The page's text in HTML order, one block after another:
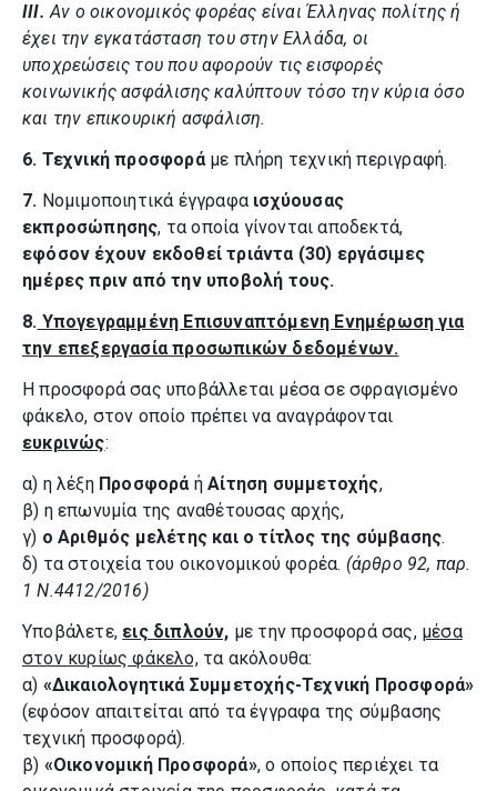
III.Αν ο οικονομικός φορέας είναι Έλληνας πολίτης ή
έχει την εγκατάσταση του στην Ελλάδα, οι
υποχρεώσεις του που αφορούν τις εισφορές
κοινωνικής ασφάλισης καλύπτουν τόσο την κύρια όσο
και την επικουρική ασφάλιση.
6. Τεχνική προσφοράμε πλήρη τεχνική περιγραφή.
7. Νομιμοποιητικά έγγραφα ισχύουσας
εκπροσώπησης, τα οποία γίνονται αποδεκτά,
εφόσον έχουν εκδοθεί τριάντα (30) εργάσιμες
ημέρες πριν από την υποβολή τους.
8. Υπογεγραμμένη Επισυναπτόμενη Ενημέρωση για
την επεξεργασία προσωπικών δεδομένων.
Η προσφορά σας υποβάλλεται μέσα σε σφραγισμένο
φάκελο, στον οποίο πρέπει να αναγράφονται
ευκρινώς:
α) η λέξη ΠροσφοράήΑίτηση συμμετοχής,
β) η επωνυμία της αναθέτουσας αρχής,
γ) ο Αριθμός μελέτης και ο τίτλος της σύμβασης.
δ) τα στοιχεία του οικονομικού φορέα. (άρθρο 92, παρ.
1 Ν.4412/2016)
Υποβάλετε, εις διπλούν, με την προσφορά σας, μέσα
στον κυρίως φάκελο,τα ακόλουθα:
α) «Δικαιολογητικά Συμμετοχής-Τεχνική Προσφορά»
(εφόσον απαιτείται από τα έγγραφα της σύμβασης
τεχνική προσφορά).
β) «Οικονομική Προσφορά», ο οποίος περιέχει τα